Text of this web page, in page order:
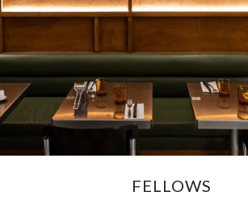
FELLOWS